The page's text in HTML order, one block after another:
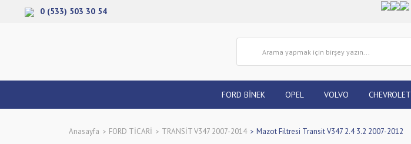
0 (533) 503 30 54
FORD BİNEK OPEL VOLVO CHEVROLET
Anasayfa FORD TİCARİ TRANSİT V347 2007-2014 Mazot Filtresi Transit V347 2.4 3.2 2007-2012